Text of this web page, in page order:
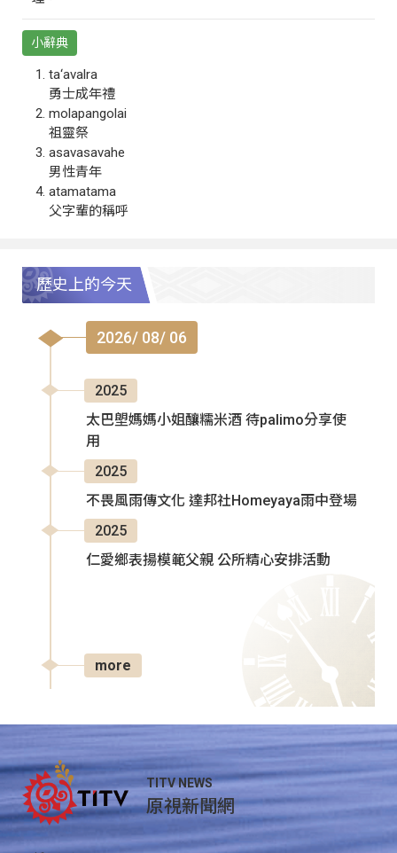
小辭典
ta‘avalra
勇士成年禮
molapangolai
祖靈祭
asavasavahe
男性青年
atamatama
父字輩的稱呼
歷史上的今天
2026/ 08/ 06
2025
太巴塱媽媽小姐釀糯米酒 待palimo分享使
用
2025
不畏風雨傳文化 達邦社Homeyaya雨中登場
2025
仁愛鄉表揚模範父親 公所精心安排活動
more
TITV NEWS
原視新聞網